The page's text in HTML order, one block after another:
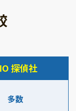
探偵社
多数